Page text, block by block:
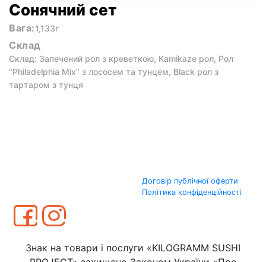
Сонячний сет
Вага:1,133г
Склад
Склад: Запечений рол з креветкою, Kamikaze рол, Рол
"Philadelphia Mix" з лососем та тунцем, Black рол з
тартаром з тунця
Договір публічної оферти
Політика конфіденційності
Знак на товари і послуги «KILOGRAMM SUSHI